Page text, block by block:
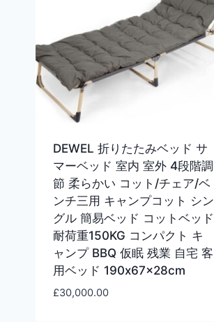
DEWEL 折りたたみベッド サ
マーベッド 室内 室外 4段階調
節 柔らかい コット/チェア/ベ
ンチ三用 キャンプコット シン
グル 簡易ベッド コットベッド
耐荷重150KG コンパクト キ
ャンプ BBQ 仮眠 残業 自宅 客
用ベッド 190x67x28cm
£30,000.00